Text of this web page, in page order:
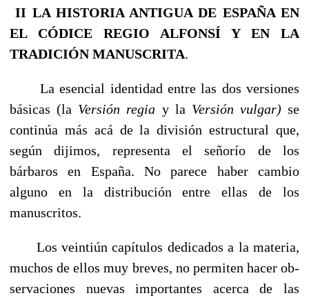
II LA HISTORIA ANTIGUA DE ESPAÑAEN
EL CÓDICE REGIO ALFONSÍ Y EN LA
TRADICIÓN MANUSCRITA.
La esencial identidad entre las dos versiones
básicas (la Versión regia y la Versión vulgar) se
continúa más acá de la división estructural que,
según dijimos, representa el señorío de los
bárbaros en España. No parece haber cambio
alguno en la distribución entre ellas de los
manuscritos.
Los veintiún capítulos dedicados a la materia,
muchos de ellos muy breves, no permiten hacer ob­
servaciones nuevas importantes acerca de las